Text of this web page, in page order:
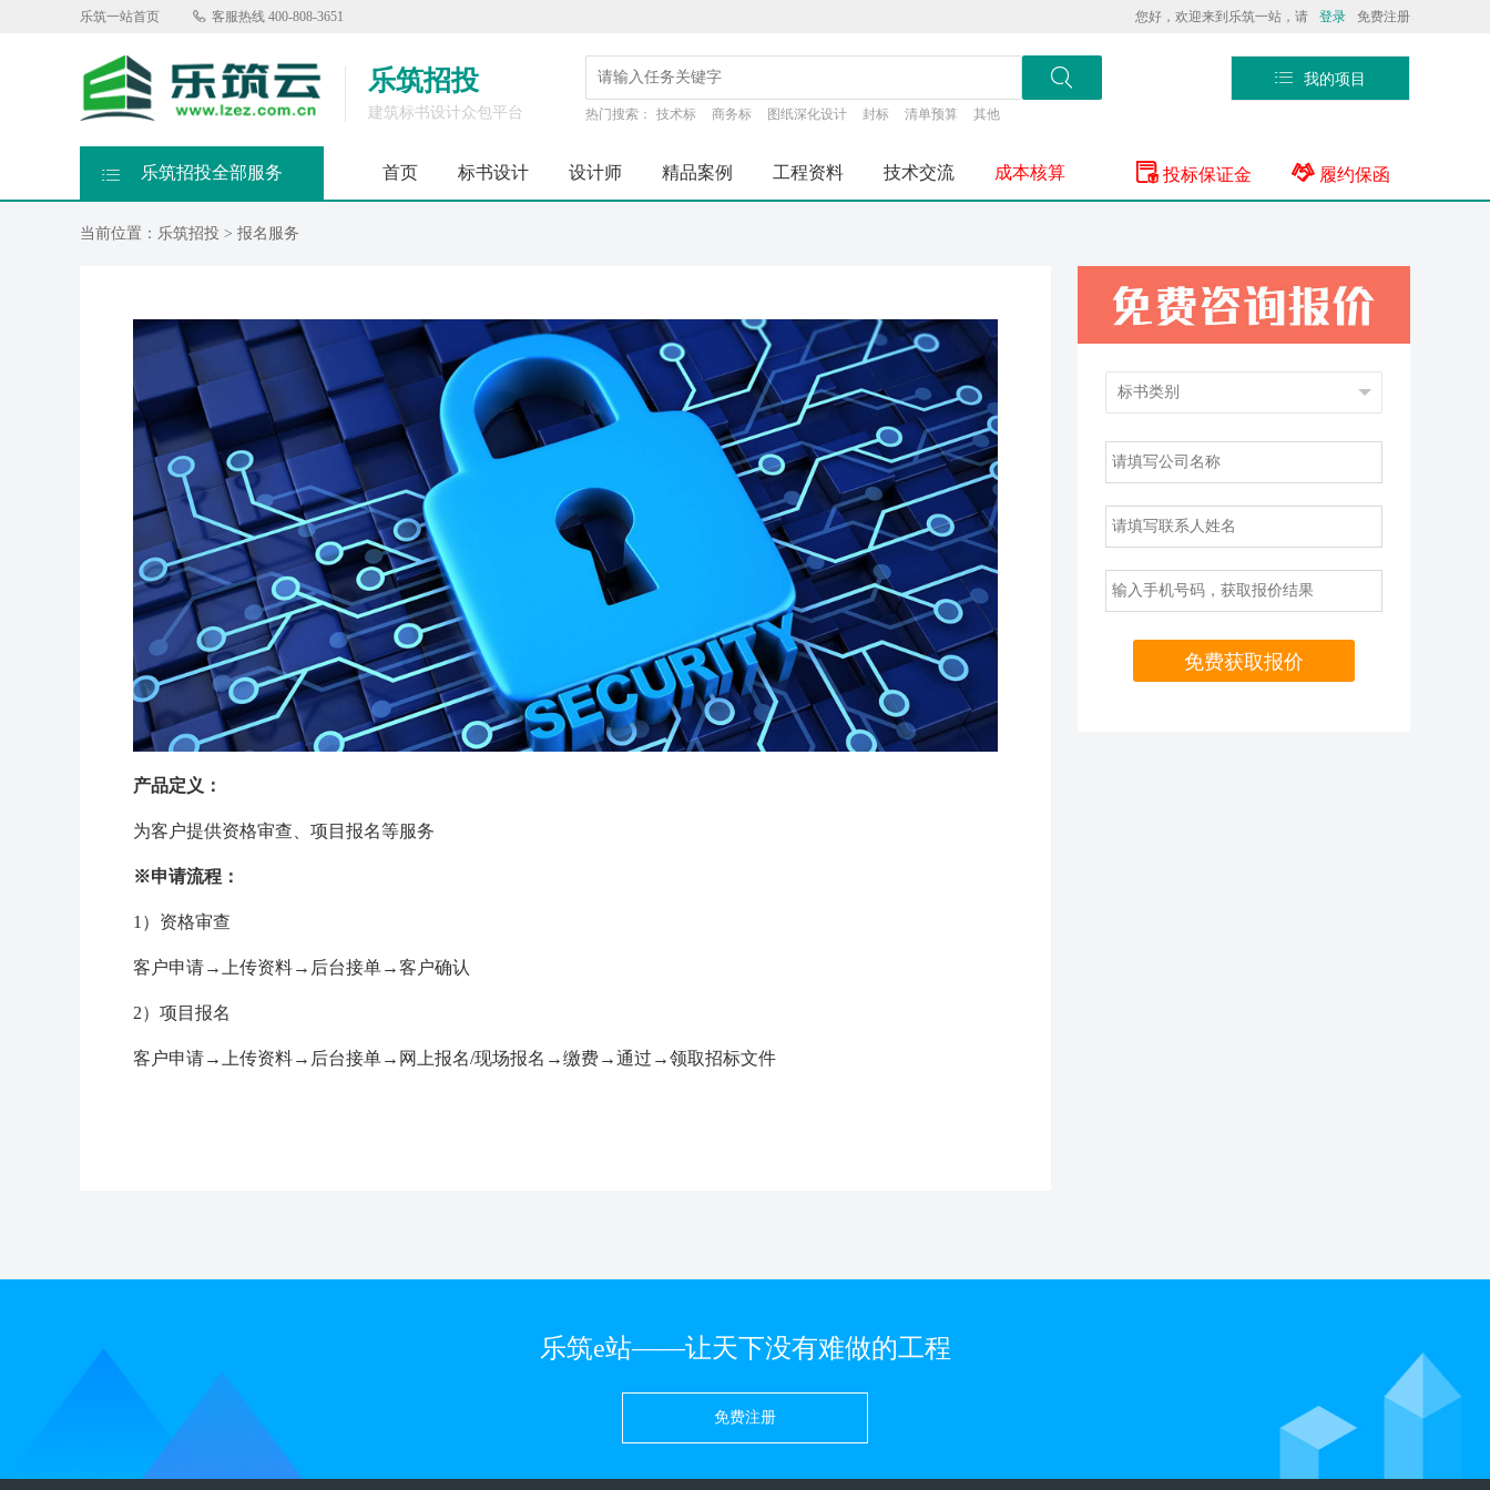
乐筑一站首页  客服热线 400-808-3651 您好，欢迎来到乐筑一站，请 登录 免费注册
乐筑招投
建筑标书设计众包平台

热门搜索： 技术标 商务标 图纸深化设计 封标 清单预算 其他
 我的项目
 乐筑招投全部服务 首页 标书设计 设计师 精品案例 工程资料 技术交流 成本核算  履约保函
 投标保证金
当前位置： 乐筑招投 > 报名服务
产品定义：
为客户提供资格审查、项目报名等服务
※申请流程：
1）资格审查
客户申请→上传资料→后台接单→客户确认
2）项目报名
客户申请→上传资料→后台接单→网上报名/现场报名→缴费→通过→领取招标文件
免费获取报价
乐筑e站——让天下没有难做的工程
免费注册